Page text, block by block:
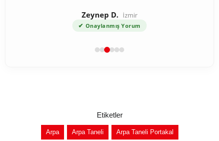
Zeynep D. İzmir
✔ Onaylanmış Yorum
Etiketler
Arpa Arpa Taneli Arpa Taneli Portakal